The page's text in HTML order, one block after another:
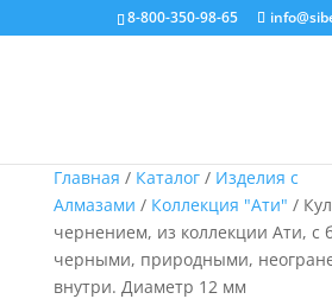
8-800-350-98-65
Главная / Каталог/ Изделия с
Алмазами / Коллекция "Ати" /
чернением, из коллекции Ати, с
черными, природными,
внутри. Диаметр 12 мм